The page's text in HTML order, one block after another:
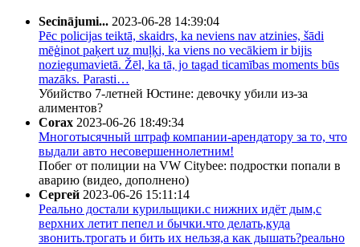
Secinājumi... 2023-06-28 14:39:04
Pēc policijas teiktā, skaidrs, ka neviens nav atzinies, šādi
mēģinot paķert uz muļķi, ka viens no vecākiem ir bijis
noziegumavietā. Žēl, ka tā, jo tagad ticamības moments būs
mazāks. Parasti…
Убийство 7-летней Юстине: девочку убили из-за
алиментов?
Corax 2023-06-26 18:49:34
Многотысячный штраф компании-арендатору за то, что
выдали авто несовершеннолетним!
Побег от полиции на VW Citybee: подростки попали в
аварию (видео, дополнено)
Сергей 2023-06-26 15:11:14
Реально достали курильщики.с нижних идёт дым,с
верхних летит пепел и бычки.что делать,куда
звонить.трогать и бить их нельзя,а как дышать?реально